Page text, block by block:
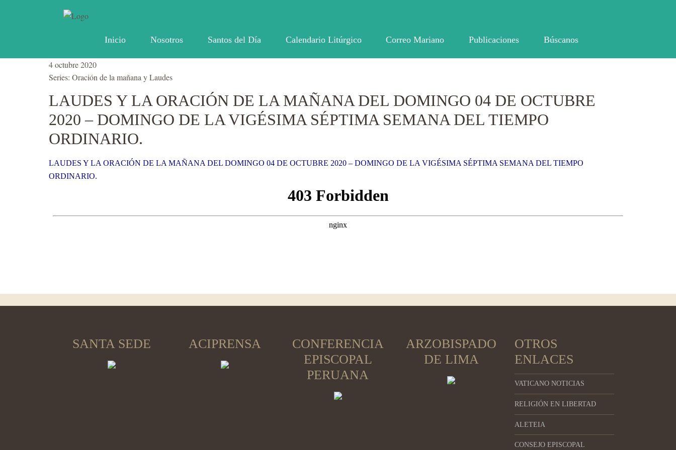
Inicio Nosotros Santos del Día Calendario Litúrgico Correo Mariano Publicaciones Búscanos
4 octubre 2020
Series: Oración de la mañana y Laudes
LAUDES Y LA ORACIÓN DE LA MAÑANA DEL DOMINGO 04 DE OCTUBRE
2020 – DOMINGO DE LA VIGÉSIMA SÉPTIMA SEMANA DEL TIEMPO
ORDINARIO.
LAUDES Y LA ORACIÓN DE LA MAÑANA DEL DOMINGO 04 DE OCTUBRE 2020 – DOMINGO DE LA VIGÉSIMA SÉPTIMA SEMANA DEL TIEMPO
ORDINARIO.
SANTA SEDE ACIPRENSA
CONFERENCIA
EPISCOPAL
PERUANA
ARZOBISPADO
DE LIMA
OTROS
ENLACES
VATICANO NOTICIAS
RELIGIÓN EN LIBERTAD
ALETEIA
CONSEJO EPISCOPAL